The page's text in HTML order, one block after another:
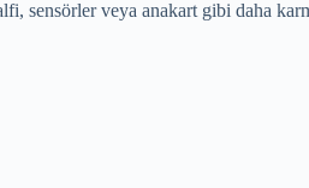
sensörler veya anakart gibi daha